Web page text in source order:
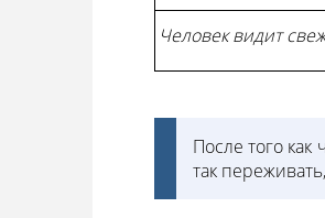
Человек видит
После того как
так переживать,